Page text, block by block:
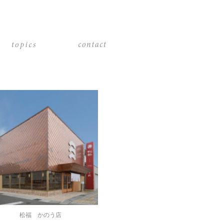
松福 かのう店